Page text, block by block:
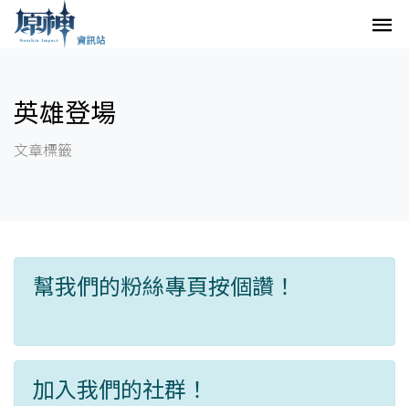
英雄登場
文章標籤
幫我們的粉絲專頁按個讚！
加入我們的社群！